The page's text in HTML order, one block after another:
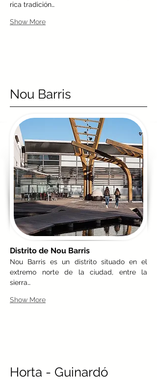
rica tradición…
Show More
Nou Barris
Distrito de Nou Barris
Nou Barris es un distrito situado en el
extremo norte de la ciudad, entre la
sierra…
Show More
Horta - Guinardó